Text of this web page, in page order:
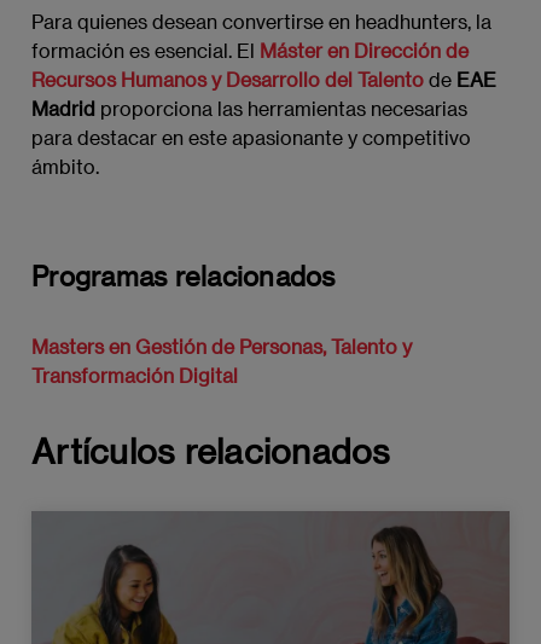
Para quienes desean convertirse en headhunters, la
formación es esencial. El Máster en Dirección de
Recursos Humanos y Desarrollo del Talento de EAE
Madrid proporciona las herramientas necesarias
para destacar en este apasionante y competitivo
ámbito.
Programas relacionados
Masters en Gestión de Personas, Talento y
Transformación Digital
Artículos relacionados